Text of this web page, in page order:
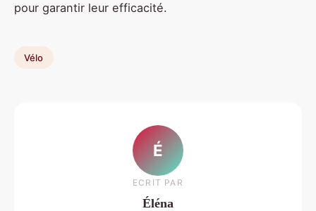
pour garantir leur efficacité.
Vélo
É
ECRIT PAR
Éléna